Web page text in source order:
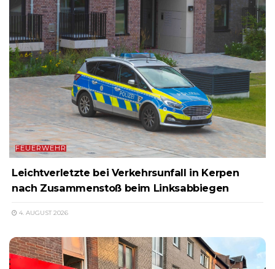
FEUERWEHR
Leichtverletzte bei Verkehrsunfall in Kerpen
nach Zusammenstoß beim Linksabbiegen
4. AUGUST 2026